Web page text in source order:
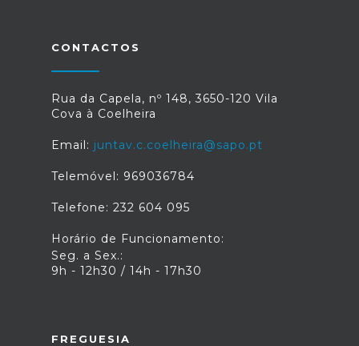
CONTACTOS
Rua da Capela, nº 148, 3650-120 Vila
Cova à Coelheira
Email: juntav.c.coelheira@sapo.pt
Telemóvel: 969036784
Telefone: 232 604 095
Horário de Funcionamento:
Seg. a Sex.:
9h - 12h30 / 14h - 17h30
FREGUESIA